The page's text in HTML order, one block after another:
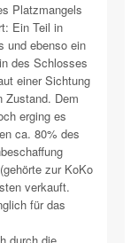
Platzmangels
Ein Teil in
und ebenso ein
des Schlosses
einer Sichtung
Zustand. Dem
erging es
ca. 80% des
zur KoKo
verkauft.
für das